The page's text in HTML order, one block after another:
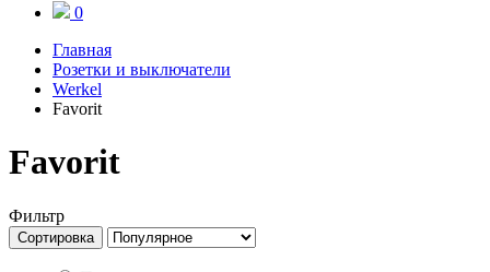
0
Главная
Розетки и выключатели
Werkel
Favorit
Favorit
Фильтр
Сортировка